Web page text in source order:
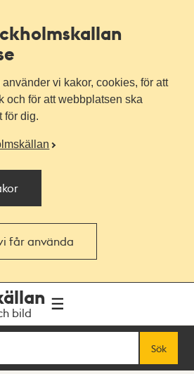
vi kakor, cookies, för att
och för att webbplatsen ska
för dig.
får använda
bild
Sök